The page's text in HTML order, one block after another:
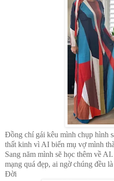
Đồng chí gái kêu mình chụp hình
thất kinh vì AI biến mụ vợ mình
Sang năm mình sẽ học thêm về
mạng quá đẹp, ai ngờ chúng đều
Đời